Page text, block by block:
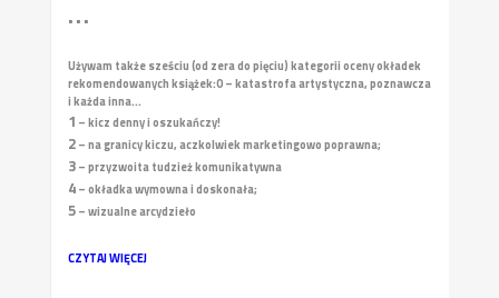
• • •
Używam także sześciu (od zera do pięciu) kategorii oceny okładek
rekomendowanych książek:0 – katastrofa artystyczna, poznawcza
i każda inna...
1 – kicz denny i oszukańczy!
2– na granicy kiczu, aczkolwiek marketingowo poprawna;
3– przyzwoita tudzież komunikatywna
4– okładka wymowna i doskonała;
5– wizualne arcydzieło
CZYTAJ WIĘCEJ